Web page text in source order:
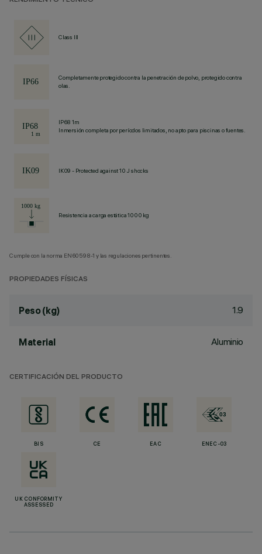
Class III
Completamente protegido contra la penetración de polvo, protegido contra
olas.
IP68 1m
Inmersión completa por períodos limitados, no apto para piscinas o fuentes.
IK09 - Protected against 10 J shocks
Resistencia a carga estática 1000 kg
Cumple con la norma EN60598-1 y las regulaciones pertinentes.
PROPIEDADES FÍSICAS
Peso (kg) 1.9
Material Aluminio
CERTIFICACIÓN DEL PRODUCTO
BIS CE EAC ENEC-03
UK CONFORMITY
ASSESSED